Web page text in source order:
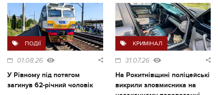
ПОДІЇ
01.08.26
У Рівному під потягом
загинув 62-річний чоловік
КРИМІНАЛ
31.07.26
На Рокитнівщині поліцейські
викрили зловмисника на